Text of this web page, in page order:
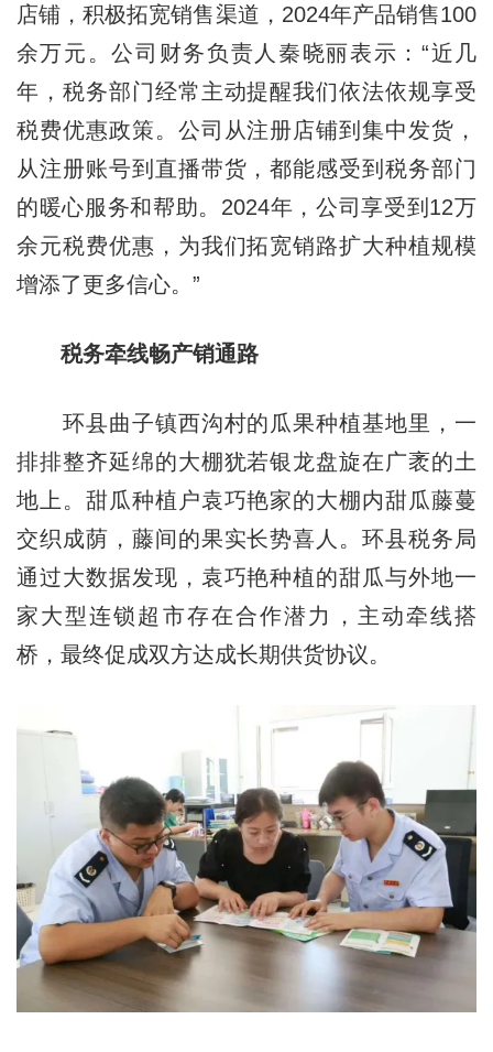
店铺，积极拓宽销售渠道，2024年产品销售100
余万元。公司财务负责人秦晓丽表示：“近几
年，税务部门经常主动提醒我们依法依规享受
税费优惠政策。公司从注册店铺到集中发货，
从注册账号到直播带货，都能感受到税务部门
的暖心服务和帮助。2024年，公司享受到12万
余元税费优惠，为我们拓宽销路扩大种植规模
增添了更多信心。”
税务牵线畅产销通路
环县曲子镇西沟村的瓜果种植基地里，一
排排整齐延绵的大棚犹若银龙盘旋在广袤的土
地上。甜瓜种植户袁巧艳家的大棚内甜瓜藤蔓
交织成荫，藤间的果实长势喜人。环县税务局
通过大数据发现，袁巧艳种植的甜瓜与外地一
家大型连锁超市存在合作潜力，主动牵线搭
桥，最终促成双方达成长期供货协议。